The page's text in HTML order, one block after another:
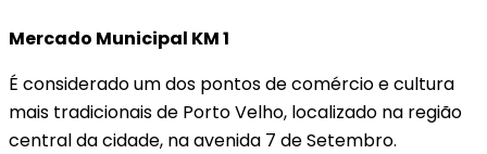
Mercado Municipal KM 1
É considerado um dos pontos de comércio e cultura
mais tradicionais de Porto Velho, localizado na região
central da cidade, na avenida 7 de Setembro.